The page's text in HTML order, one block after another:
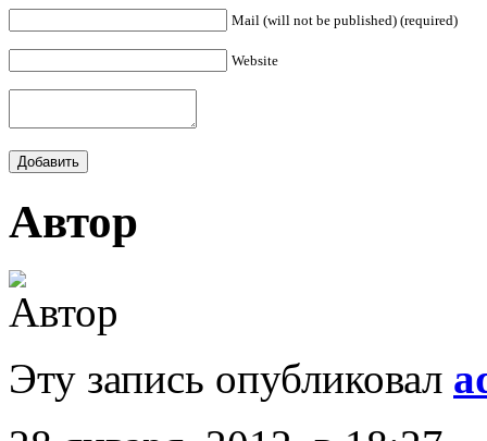
Mail (will not be published) (required)
Website
Автор
Эту запись опубликовал